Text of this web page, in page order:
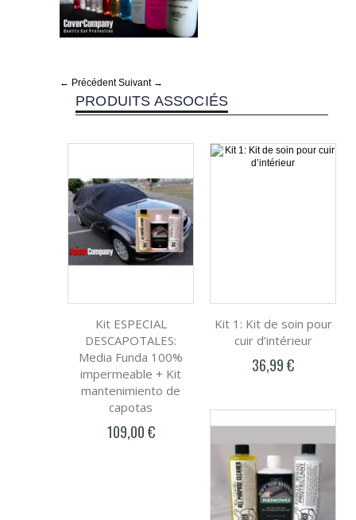
← Précédent Suivant →
PRODUITS ASSOCIÉS
Kit ESPECIAL
DESCAPOTALES:
Media Funda 100%
impermeable + Kit
mantenimiento de
capotas
109,00 €
Kit 1: Kit de soin pour
cuir d’intérieur
36,99 €